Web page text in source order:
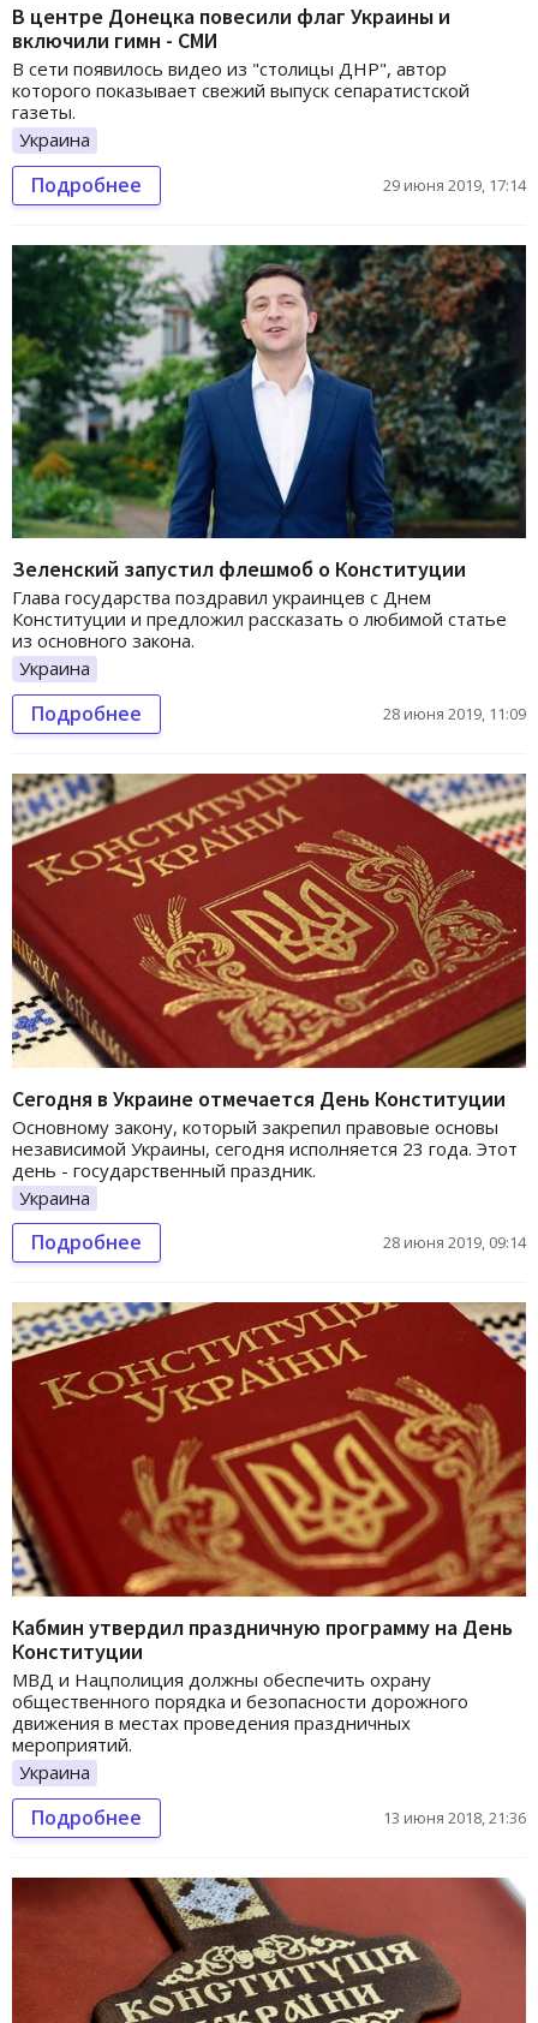
В центре Донецка повесили флаг Украины и
включили гимн - СМИ
В сети появилось видео из "столицы ДНР", автор
которого показывает свежий выпуск сепаратистской
газеты.
Украина
Подробнее 29 июня 2019, 17:14
Зеленский запустил флешмоб о Конституции
Глава государства поздравил украинцев с Днем
Конституции и предложил рассказать о любимой статье
из основного закона.
Украина
Подробнее 28 июня 2019, 11:09
Сегодня в Украине отмечается День Конституции
Основному закону, который закрепил правовые основы
независимой Украины, сегодня исполняется 23 года. Этот
день - государственный праздник.
Украина
Подробнее 28 июня 2019, 09:14
Кабмин утвердил праздничную программу на День
Конституции
МВД и Нацполиция должны обеспечить охрану
общественного порядка и безопасности дорожного
движения в местах проведения праздничных
мероприятий.
Украина
Подробнее 13 июня 2018, 21:36